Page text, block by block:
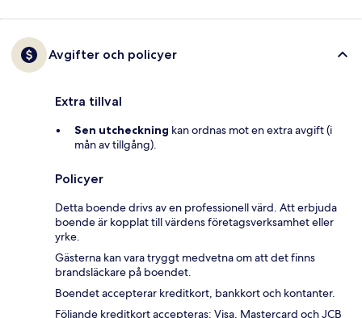
Avgifter och policyer
Extra tillval
Sen utcheckning kan ordnas mot en extra avgift (i
mån av tillgång).
Policyer
Detta boende drivs av en professionell värd. Att erbjuda
boende är kopplat till värdens företagsverksamhet eller
yrke.
Gästerna kan vara tryggt medvetna om att det finns
brandsläckare på boendet.
Boendet accepterar kreditkort, bankkort och kontanter.
Följande kreditkort accepteras: Visa, Mastercard och JCB